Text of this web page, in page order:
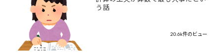
う話
20.6k件のビュー